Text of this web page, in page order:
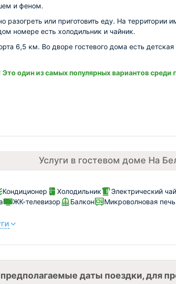
и феном.
разогреть или приготовить еду. На территории
номере есть холодильник и чайник.
6,5 км. Во дворе гостевого дома есть детская
один из самых популярных вариантов среди
Услуги в гостевом доме На
Кондиционер Холодильник Электрический
ЖК-телевизор Балкон Микроволновая печь
даты поездки, для